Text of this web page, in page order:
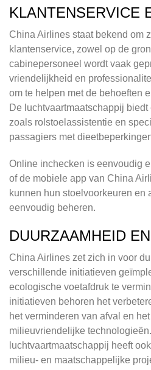
KLANTENSERVICE
China Airlines staat bekend om
klantenservice, zowel op de
cabinepersoneel wordt vaak
vriendelijkheid en
om te helpen met de behoeften
De luchtvaartmaatschappij
zoals rolstoelassistentie en
passagiers met
Online inchecken is eenvoudig
of de mobiele app van China
kunnen hun stoelvoorkeuren en
eenvoudig beheren.
DUURZAAMHEID
China Airlines zet zich in voor
verschillende initiatieven
ecologische voetafdruk te
initiatieven behoren het
het verminderen van afval en
milieuvriendelijke
luchtvaartmaatschappij heeft
milieu- en maatschappelijke